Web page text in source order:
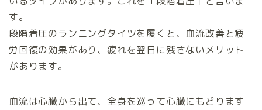
す。
段階着圧のランニングタイツを履くと、血流改善と疲
労回復の効果があり、疲れを翌日に残さないメリット
があります。
血流は心臓から出て、全身を巡って心臓にもどります